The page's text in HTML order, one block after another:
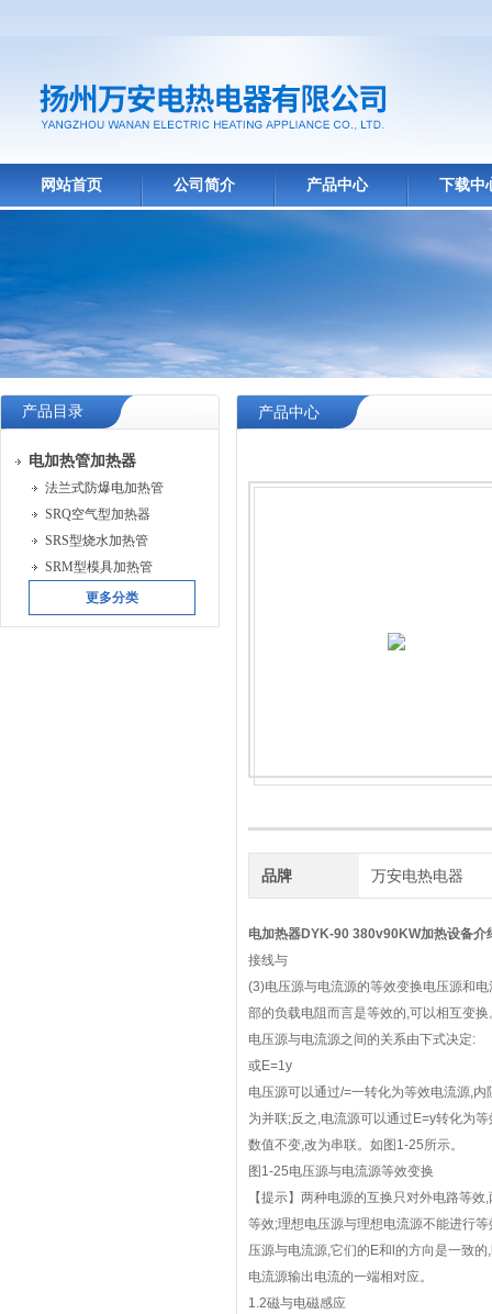
网站首页 公司简介 产品中心 下载中
产品目录
电加热管加热器
法兰式防爆电加热管
SRQ空气型加热器
SRS型烧水加热管
SRM型模具加热管
更多分类
产品中心
品牌 万安电热电器
电加热器DYK-90 380v90KW加热设备介
接线与
(3)电压源与电流源的等效变换电压源和
部的负载电阻而言是等效的,可以相互变换
电压源与电流源之间的关系由下式决定:
或E=1y
电压源可以通过/=一转化为等效电流源,内
为并联;反之,电流源可以通过E=y转化为
数值不变,改为串联。如图1-25所示。
图1-25电压源与电流源等效变换
【提示】两种电源的互换只对外电路等效
等效;理想电压源与理想电流源不能进行
压源与电流源,它们的E和l的方向是一致的
电流源输出电流的一端相对应。
1.2磁与电磁感应